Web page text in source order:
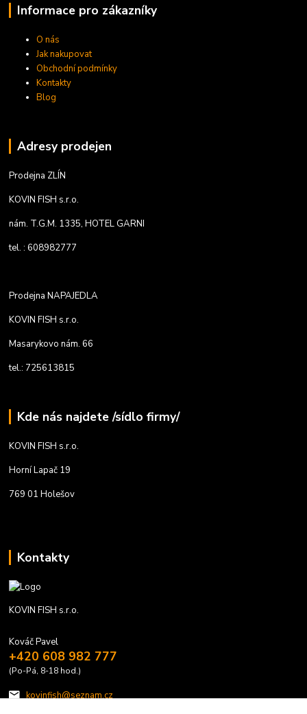
Informace pro zákazníky
O nás
Jak nakupovat
Obchodní podmínky
Kontakty
Blog
Adresy prodejen
Prodejna ZLÍN
KOVIN FISH s.r.o.
nám. T.G.M. 1335, HOTEL GARNI
tel. : 608982777
Prodejna NAPAJEDLA
KOVIN FISH s.r.o.
Masarykovo nám. 66
tel.: 725613815
Kde nás najdete /sídlo firmy/
KOVIN FISH s.r.o.
Horní Lapač 19
769 01 Holešov
Kontakty
KOVIN FISH s.r.o.
Kováč Pavel
+420 608 982 777
(Po-Pá, 8-18 hod.)
kovinfish@seznam.cz